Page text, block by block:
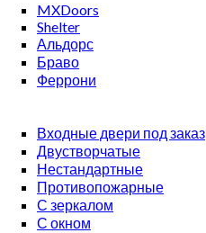
MXDoors
Shelter
Альдорс
Браво
Феррони
Входные двери под заказ
Двустворчатые
Нестандартные
Противопожарные
С зеркалом
С окном